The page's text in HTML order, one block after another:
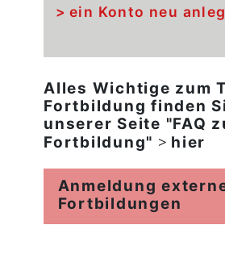
ein Konto neu
Alles Wichtige zum
Fortbildung finden
unserer Seite "FAQ
Fortbildung"
hier
Anmeldung
Fortbildungen